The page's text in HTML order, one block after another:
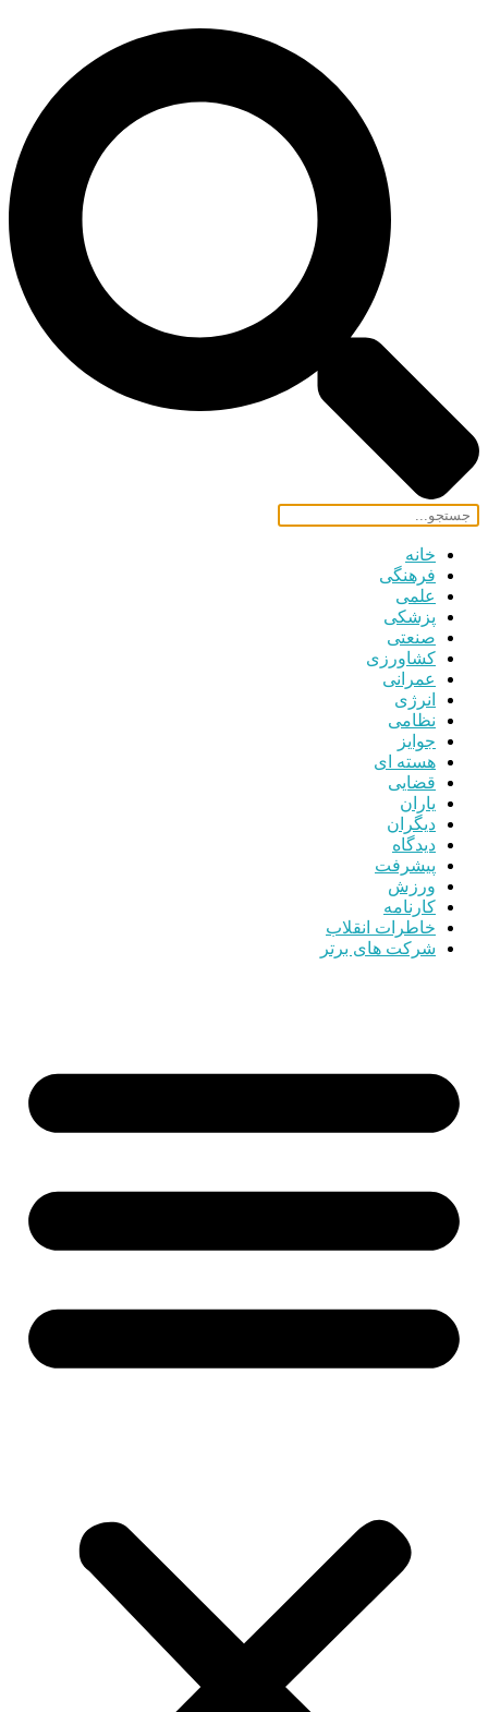
خانه
فرهنگی
علمی
پزشکی
صنعتی
کشاورزی
عمرانی
انرژی
نظامی
جوایز
هسته ای
قضایی
یاران
دیگران
دیدگاه
پیشرفت
ورزش
کارنامه
خاطرات انقلاب
شرکت های برتر